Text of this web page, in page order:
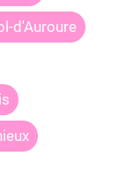
d'Auroure